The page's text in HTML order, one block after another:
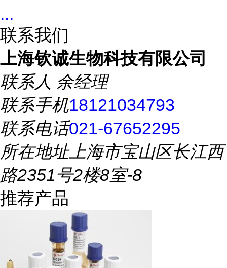
...
联系我们
上海钦诚生物科技有限公司
联系人 余经理
联系手机18121034793
联系电话021-67652295
所在地址上海市宝山区长江西
路2351号2楼8室-8
推荐产品